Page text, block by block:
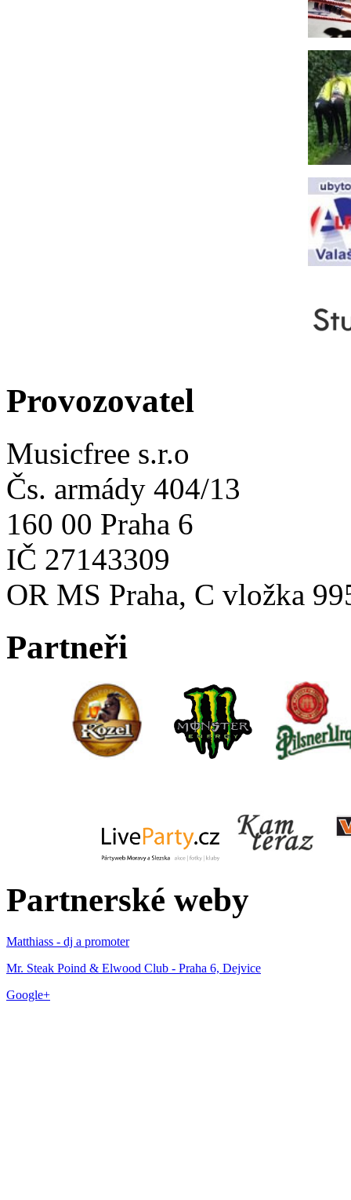
Provozovatel
Musicfree s.r.o
Čs. armády 404/13
160 00 Praha 6
IČ 27143309
OR MS Praha, C vložka
Partneři
Partnerské weby
Matthiass - dj a promoter
Mr. Steak Poind & Elwood Club - Praha 6, Dejvice
Google+